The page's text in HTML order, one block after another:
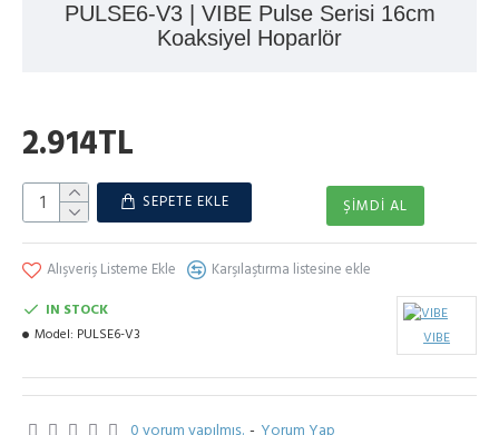
PULSE6-V3 | VIBE Pulse Serisi 16cm
Koaksiyel Hoparlör
IN STOCK
Model: PULSE6-V3 VIBE
0 yorum yapılmış. - Yorum Yap
2.914TL
SEPETE EKLE ŞIMDI AL
Alışveriş Listeme Ekle Karşılaştırma listesine ekle